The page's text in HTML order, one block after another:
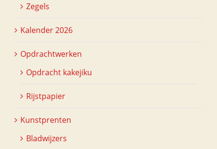
Zegels
Kalender 2026
Opdrachtwerken
Opdracht kakejiku
Rijstpapier
Kunstprenten
Bladwijzers